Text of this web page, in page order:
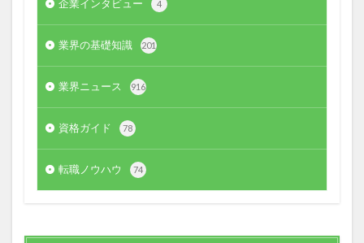
企業インタビュー 4
業界の基礎知識 201
業界ニュース 916
資格ガイド 78
転職ノウハウ 74